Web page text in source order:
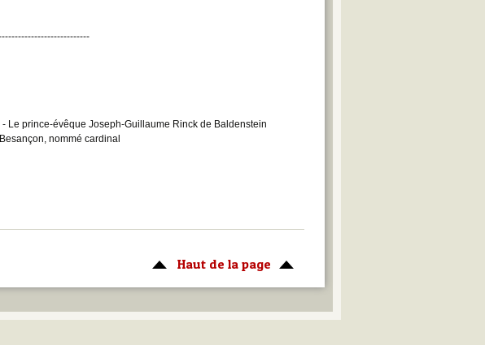
- Le prince-évêque Joseph-Guillaume Rinck de Baldenstein
nommé cardinal
Haut de la page